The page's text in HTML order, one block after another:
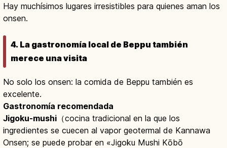
Hay muchísimos lugares irresistibles para quienes aman los
onsen.
4. La gastronomía local de Beppu también
merece una visita
No solo los onsen: la comida de Beppu también es
excelente.
Gastronomía recomendada
Jigoku-mushi （cocina tradicional en la que los
ingredientes se cuecen al vapor geotermal de Kannawa
Onsen; se puede probar en «Jigoku Mushi Kōbō